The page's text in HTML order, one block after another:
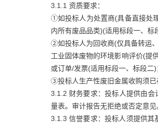
3.1.1 资质要求：
①如投标人为处置商(具备直接处
内所有废品品类)(适用标段一、标
②如投标人为回收商(仅具备转运
工业固体废物的环境影响评价(提
或订单/发票(适用标段一、标段二)
③投标人生产性废旧金属收购须已
3.1.2 财务要求：投标人提供由
量表。审计报告无拒绝或否定意
3.1.3 信誉要求：投标人须提供